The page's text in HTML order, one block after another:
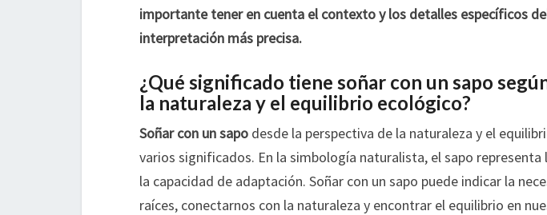
importante tener en cuenta el contexto y los detalles específicos
interpretación más precisa.
¿Qué significado tiene soñar con un sapo
la naturaleza y el equilibrio ecológico?
Soñar con un sapo desde la perspectiva de la naturaleza y el
varios significados. En la simbología naturalista, el sapo representa
la capacidad de adaptación. Soñar con un sapo puede indicar la
raíces, conectarnos con la naturaleza y encontrar el equilibrio en